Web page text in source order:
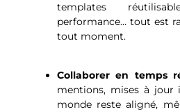
templates
performance… tout est
tout moment.
Collaborer en temps
mentions, mises à jour
monde reste aligné,